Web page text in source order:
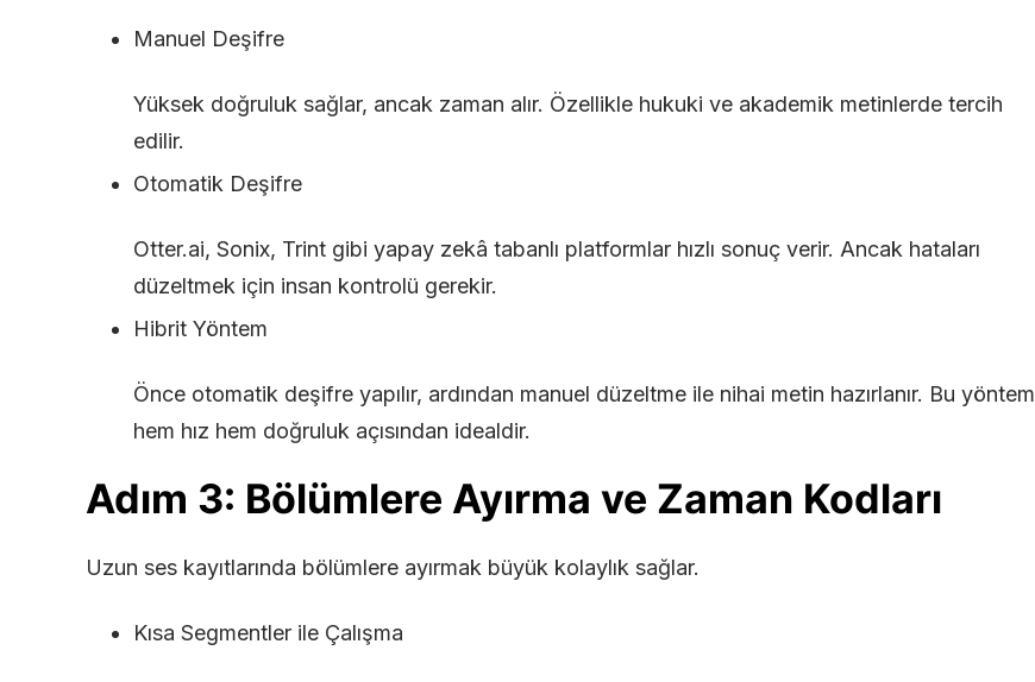
Manuel Deşifre
Yüksek doğruluk sağlar, ancak zaman alır. Özellikle hukuki ve akademik metinlerde tercih
edilir.
Otomatik Deşifre
Otter.ai, Sonix, Trint gibi yapay zekâ tabanlı platformlar hızlı sonuç verir. Ancak hataları
düzeltmek için insan kontrolü gerekir.
Hibrit Yöntem
Önce otomatik deşifre yapılır, ardından manuel düzeltme ile nihai metin hazırlanır. Bu yöntem
hem hız hem doğruluk açısından idealdir.
Adım 3: Bölümlere Ayırma ve Zaman Kodları
Uzun ses kayıtlarında bölümlere ayırmak büyük kolaylık sağlar.
Kısa Segmentler ile Çalışma